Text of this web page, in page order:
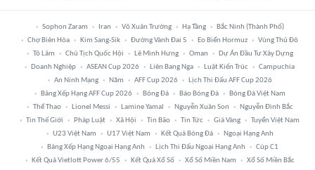
Sophon Zaram Iran Võ Xuân Trường Hạ Tầng
Bắc Ninh (thành Phố)
Chợ Biên Hòa
Kim Sang-Sik Đường Vành Đai 5 Eo Biển Hormuz
Vùng Thủ Đô
Tô Lâm
Chủ Tịch Quốc Hội Lê Minh Hưng Oman
Dự Án Đầu Tư Xây Dựng
Doanh Nghiệp
ASEAN Cup 2026 Liên Bang Nga Luật Kiến Trúc
Campuchia
An Ninh Mạng
Năm AFF Cup 2026
Lịch Thi Đấu AFF Cup 2026
Bảng Xếp Hạng AFF Cup 2026
Bóng Đá Báo Bóng Đá
Bóng Đá Việt Nam
Thể Thao
Lionel Messi Lamine Yamal Nguyễn Xuân Son
Nguyễn Đình Bắc
Tin Thế Giới
Pháp Luật Xã Hội Tin Bão Tin Tức Giá Vàng
Tuyển Việt Nam
U23 Việt Nam
U17 Việt Nam Kết Quả Bóng Đá
Ngoại Hạng Anh
Bảng Xếp Hạng Ngoại Hạng Anh
Lịch Thi Đấu Ngoại Hạng Anh
Cúp C1
Kết Quả Vietlott Power 6/55
Kết Quả Xổ Số Xổ Số Miền Nam
Xổ Số Miền Bắc